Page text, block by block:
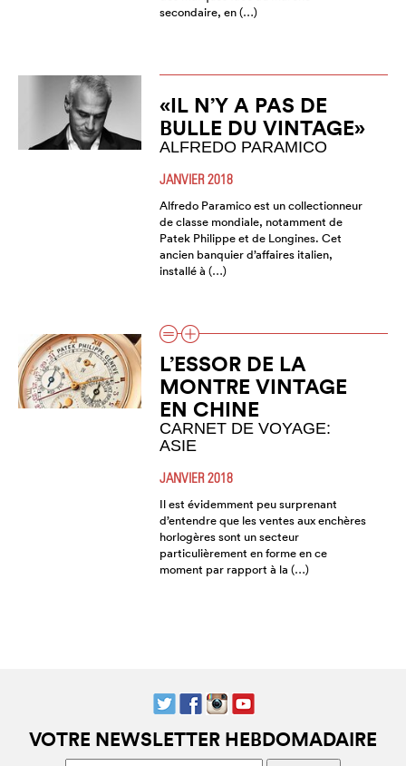
secondaire, en (…)
«IL N’Y A PAS DE
BULLE DU VINTAGE»
ALFREDO PARAMICO
JANVIER 2018
Alfredo Paramico est un collectionneur
de classe mondiale, notamment de
Patek Philippe et de Longines. Cet
ancien banquier d’affaires italien,
installé à (…)
L’ESSOR DE LA
MONTRE VINTAGE
EN CHINE
CARNET DE VOYAGE:
ASIE
JANVIER 2018
Il est évidemment peu surprenant
d’entendre que les ventes aux enchères
horlogères sont un secteur
particulièrement en forme en ce
moment par rapport à la (…)
VOTRE NEWSLETTER HEBDOMADAIRE